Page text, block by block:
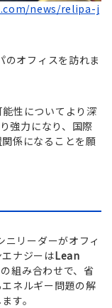
news/relipa-j
のオフィスを訪れま
性についてより深
強力になり、国際
係になることを願
ニリーダーがオフィ
ナジーはLean
の組み合わせで、省
ネルギー問題の解
す。